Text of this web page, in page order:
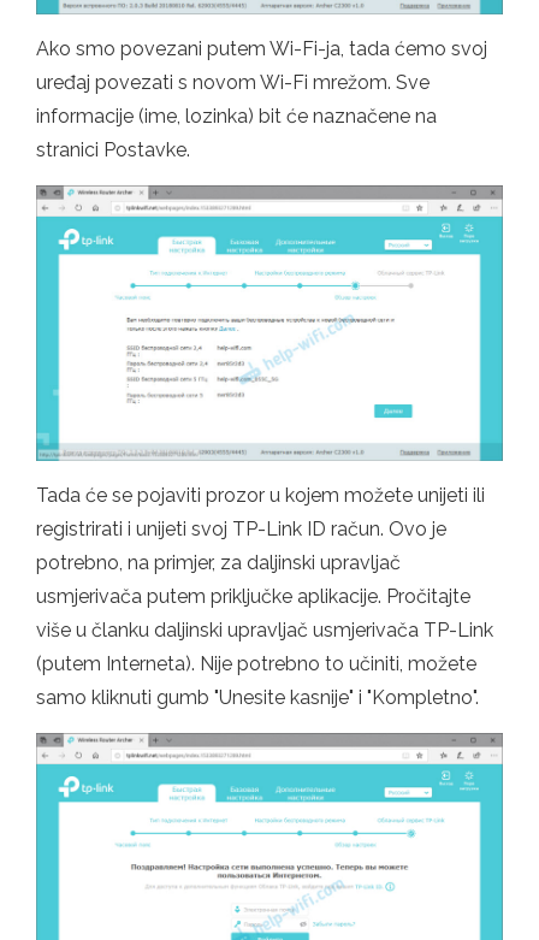
Ako smo povezani putem Wi-Fi-ja, tada ćemo svoj
uređaj povezati s novom Wi-Fi mrežom. Sve
informacije (ime, lozinka) bit će naznačene na
stranici Postavke.
Tada će se pojaviti prozor u kojem možete unijeti ili
registrirati i unijeti svoj TP-Link ID račun. Ovo je
potrebno, na primjer, za daljinski upravljač
usmjerivača putem priključke aplikacije. Pročitajte
više u članku daljinski upravljač usmjerivača TP-Link
(putem Interneta). Nije potrebno to učiniti, možete
samo kliknuti gumb "Unesite kasnije" i "Kompletno".